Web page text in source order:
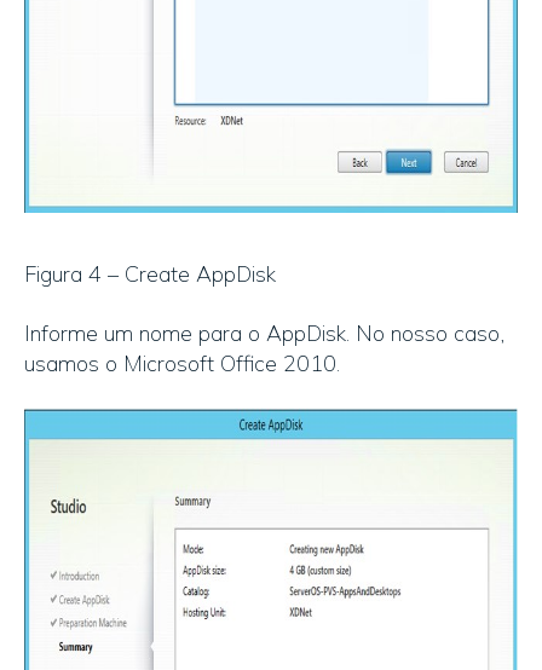
Figura 4 – Create AppDisk
Informe um nome para o AppDisk. No nosso caso,
usamos o Microsoft Office 2010.